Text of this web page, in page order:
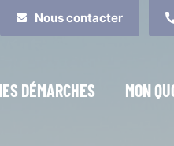
Nous contacter
DÉMARCHES MON